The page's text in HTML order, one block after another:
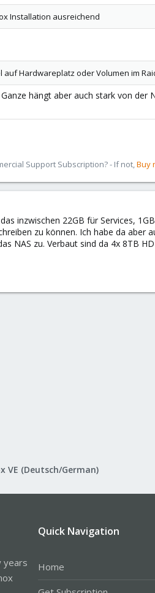
Installation ausreichend
auf Hardwareplatz oder Volumen im
hängt aber auch stark von der
Support Subscription? - If not, Buy
inzwischen 22GB für Services,
zu können. Ich habe da aber
NAS zu. Verbaut sind da 4x 8TB
VE (Deutsch/German)
years
Quick Navigation
Home